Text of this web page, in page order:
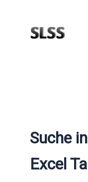
springen
Suche
Excel